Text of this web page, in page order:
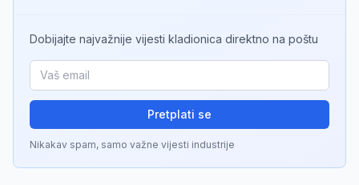
Dobijajte najvažnije vijesti kladionica direktno na poštu
Pretplati se
Nikakav spam, samo važne vijesti industrije